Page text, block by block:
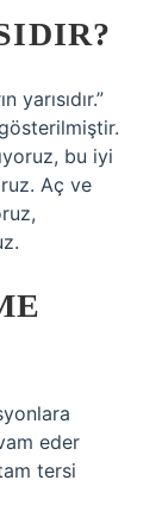
yarısıdır.”
bu iyi
Aç ve
eder
tersi